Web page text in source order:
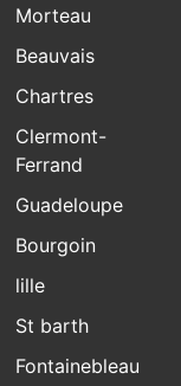
Morteau
Beauvais
Chartres
Clermont-
Ferrand
Guadeloupe
Bourgoin
lille
St barth
Fontainebleau